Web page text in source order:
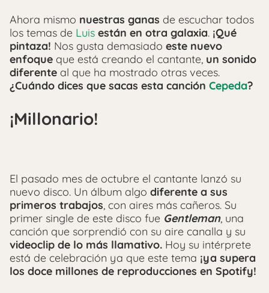
Ahora mismo nuestras ganas de escuchar todos
los temas de Luis están en otra galaxia. ¡Qué
pintaza! Nos gusta demasiado este nuevo
enfoque que está creando el cantante, un sonido
diferente al que ha mostrado otras veces.
¿Cuándo dices que sacas esta canción Cepeda?
¡Millonario!
El pasado mes de octubre el cantante lanzó su
nuevo disco. Un álbum algo diferente a sus
primeros trabajos, con aires más cañeros. Su
primer single de este disco fue Gentleman, una
canción que sorprendió con su aire canalla y su
videoclip de lo más llamativo. Hoy su intérprete
está de celebración ya que este tema ¡ya supera
los doce millones de reproducciones en Spotify!